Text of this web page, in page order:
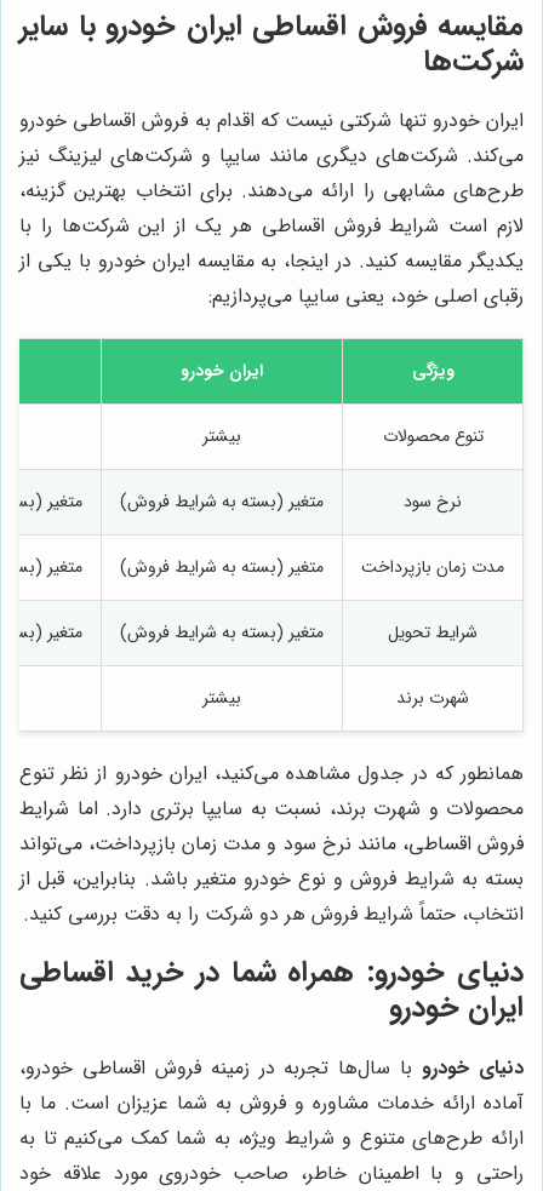
مقایسه فروش اقساطی ایران خودرو با سایر
شرکت‌ها
ایران خودرو تنها شرکتی نیست که اقدام به فروش اقساطی خودرو
می‌کند. شرکت‌های دیگری مانند سایپا و شرکت‌های لیزینگ نیز
طرح‌های مشابهی را ارائه می‌دهند. برای انتخاب بهترین گزینه،
لازم است شرایط فروش اقساطی هر یک از این شرکت‌ها را با
یکدیگر مقایسه کنید. در اینجا، به مقایسه ایران خودرو با یکی از
رقبای اصلی خود، یعنی سایپا می‌پردازیم:
ویژگی ایران خودرو
تنوع محصولات بیشتر
نرخ سود متغیر (بسته به شرایط فروش) متغیر
مدت زمان بازپرداخت متغیر (بسته به شرایط فروش) متغیر
شرایط تحویل متغیر (بسته به شرایط فروش) متغیر
شهرت برند بیشتر
همانطور که در جدول مشاهده می‌کنید، ایران خودرو از نظر تنوع
محصولات و شهرت برند، نسبت به سایپا برتری دارد. اما شرایط
فروش اقساطی، مانند نرخ سود و مدت زمان بازپرداخت، می‌تواند
بسته به شرایط فروش و نوع خودرو متغیر باشد. بنابراین، قبل از
انتخاب، حتماً شرایط فروش هر دو شرکت را به دقت بررسی کنید.
دنیای خودرو: همراه شما در خرید اقساطی
ایران خودرو
دنیای خودروبا سال‌ها تجربه در زمینه فروش اقساطی خودرو،
آماده ارائه خدمات مشاوره و فروش به شما عزیزان است. ما با
ارائه طرح‌های متنوع و شرایط ویژه، به شما کمک می‌کنیم تا به
راحتی و با اطمینان خاطر، صاحب خودروی مورد علاقه خود